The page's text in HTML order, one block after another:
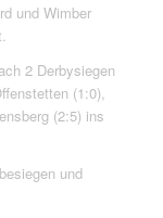
und Wimber
2 Derbysiegen
(1:0),
(2:5) ins
und